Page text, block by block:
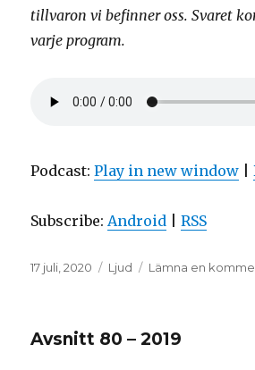
tillvaron vi befinner oss. Svaret
varje program.
Podcast:Play in new window |
Subscribe: Android |RSS
Postat
17 juli, 2020 Format
Ljud Lämna en
Avsnitt 80 – 2019